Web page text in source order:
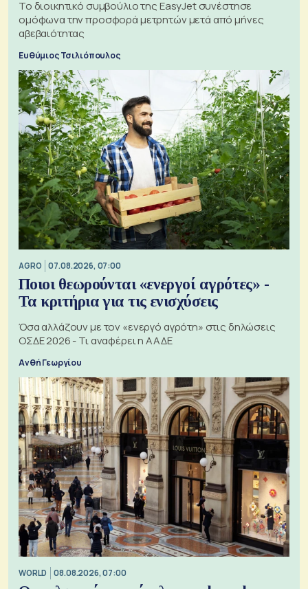
Το διοικητικό συμβούλιο της EasyJet συνέστησε
ομόφωνα την προσφορά μετρητών μετά από μήνες
αβεβαιότητας
Ευθύμιος Τσιλιόπουλος
AGRO 07.08.2026, 07:00
Ποιοι θεωρούνται «ενεργοί αγρότες» -
Τα κριτήρια για τις ενισχύσεις
Όσα αλλάζουν με τον «ενεργό αγρότη» στις δηλώσεις
ΟΣΔΕ 2026 - Τι αναφέρει η ΑΑΔΕ
Ανθή Γεωργίου
WORLD 08.08.2026, 07:00